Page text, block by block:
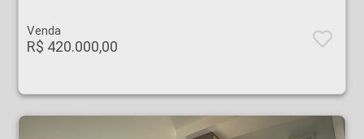
Venda
R$ 420.000,00